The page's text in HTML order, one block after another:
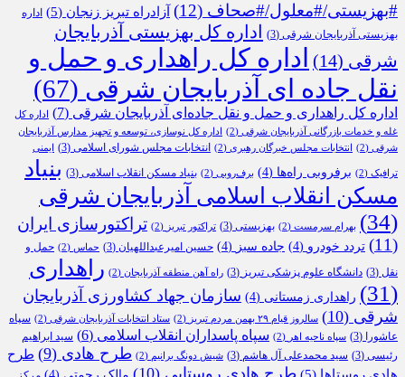
#بهزیستی/#معلول/#صحاف (12) آزادراه تبریز زنجان (5)
اداره
بهزیستی آذربایجان شرقی (3)
اداره کل بهزیستی آذربایجان
شرقی (14)
اداره کل راهداری و حمل و
نقل جاده ای آذربایجان شرقی (67)
اداره کل راهداری و حمل و نقل جاده‌ای آذربایجان شرقی (7)
اداره کل
غله و خدمات بازرگانی آذربایجان شرقی (2)
اداره کل نوسازی، توسعه و تجهیز مدارس آذربایجان
شرقی (2) انتخابات مجلس خبرگان رهبری (2) انتخابات مجلس شورای اسلامی (3) ایمنی
ترافیک (2) برفروبی راه‌ها (4) برف‌روبی (2) بنیاد مسکن انقلاب اسلامی (3)
بنیاد
مسکن انقلاب اسلامی آذربایجان شرقی
(34)
بهرام سرمست (2) بهزیستی (3) تراکتور تبریز (2)
تراکتورسازی ایران
(11)
تردد خودرو (4) جاده سبز (4) حسین امیرعبداللهیان (3) حماس (2)
حمل و
نقل (3) دانشگاه علوم پزشکی تبریز (3) راه آهن منطقه آذربایجان (2)
راهداری
(31)
راهداری زمستانی (4)
سازمان جهاد کشاورزی آذربایجان
شرقی (10) سالروز قیام ۲۹ بهمن مردم تبریز (2) ستاد انتخابات آذربایجان شرقی (2)
سپاه
عاشورا
(3) سپاه ناحیه اهر (2) سپاه پاسداران انقلاب اسلامی (6)
سید ابراهیم
رئیسی (3) سید محمدعلی آل هاشم (3) شیش دونگ برانیم (2) طرح هادی (9)
طرح